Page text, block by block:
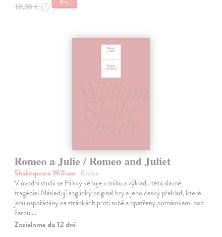
10,30 € ?
Romeo a Julie / Romeo and Juliet
Shakespeare William | Kniha
V úvodní studii se Hilský věnuje v zniku a výkladu této slavné
tragédie. Následují anglický originál hry a jeho český překlad, které
jsou uspořádány na stránkách proti sobě a opatřeny poznámkami pod
čarou.…
Zasielame do 12 dní